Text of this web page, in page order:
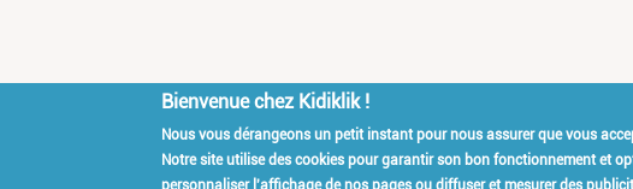
Kidiklik Recrute Qui est Kidiklik ?
Bienvenue chez Kidiklik !
Nous vous dérangeons un petit instant pour nous assurer que vous
Notre site utilise des cookies pour garantir son bon fonctionnement et
personnaliser l'affichage de nos pages ou diffuser et mesurer des